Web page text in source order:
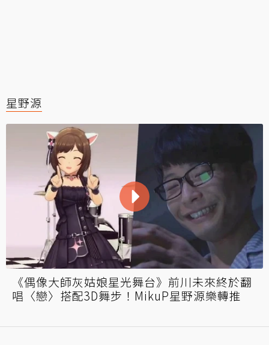
星野源
《偶像大師灰姑娘星光舞台》前川未來終於翻
唱〈戀〉搭配3D舞步！MikuP星野源樂轉推